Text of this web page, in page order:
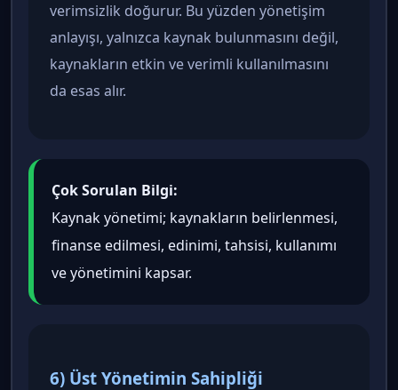
verimsizlik doğurur. Bu yüzden yönetişim
anlayışı, yalnızca kaynak bulunmasını değil,
kaynakların etkin ve verimli kullanılmasını
da esas alır.
Çok Sorulan Bilgi:
Kaynak yönetimi; kaynakların belirlenmesi,
finanse edilmesi, edinimi, tahsisi, kullanımı
ve yönetimini kapsar.
6) Üst Yönetimin Sahipliği